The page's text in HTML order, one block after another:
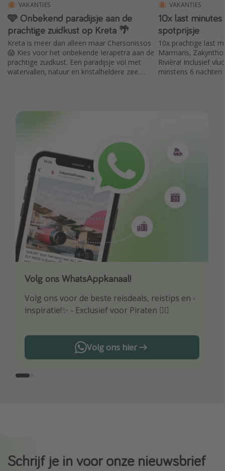
VAKANTIES
🩵 Onbekend paradijsje aan de
prachtige zuidkust op Kreta 🌴
Kreta is meer dan alleen maar Chersonissos
😱 Kies voor het onbekende Ierapetra aan de
prachtige zuidkust. Een paradijsje vol met
watervallen, natuur en kristalheldere zee.
VAKANTIES
10x last
spotprijsje
10x prachtige last
Marmaris,
Rivièra! Inclusief
minstens 6 nachten
Volg ons WhatsAppkanaal!
Volg ons voor de beste reisdeals, reistips en -
inspiratie!✨ - Exclusief voor Piraten 🏴‍☠️
Volg ons hier
Download onze app
Wees als eerste op de hoogte van de beste
reisaanbiedingen
Schrijf je in voor onze nieuwsbrief